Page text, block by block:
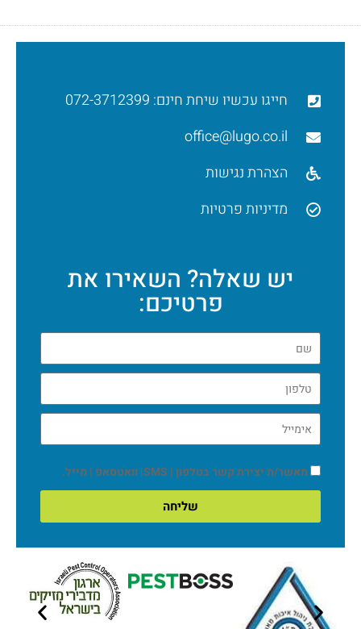
חייגו עכשיו שיחת חינם: 072-3712399
office@lugo.co.il
הצהרת נגישות
מדיניות פרטיות
יש שאלה? השאירו את
פרטיכם:
מאשר/ת יצירת קשר בטלפון | SMS| וואטסאפ | מייל.
שליחה